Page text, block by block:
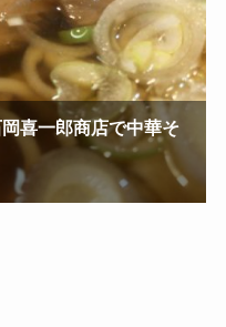
喜一郎商店で中華そ